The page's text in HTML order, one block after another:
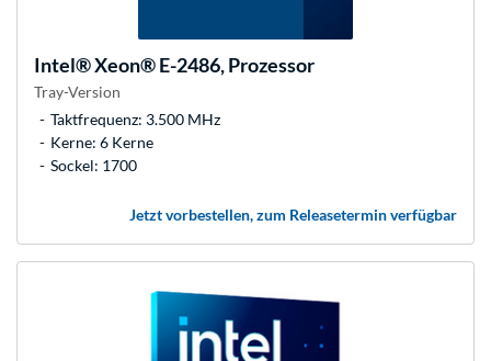
Intel®Xeon® E-2486, Prozessor
Tray-Version
Taktfrequenz: 3.500 MHz
Kerne: 6 Kerne
Sockel: 1700
Jetzt vorbestellen, zum Releasetermin verfügbar